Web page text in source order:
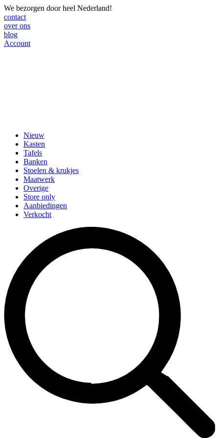
We bezorgen door heel Nederland!
contact
over ons
blog
Account
Nieuw
Kasten
Tafels
Banken
Stoelen & krukjes
Maatwerk
Overige
Store only
Aanbiedingen
Verkocht